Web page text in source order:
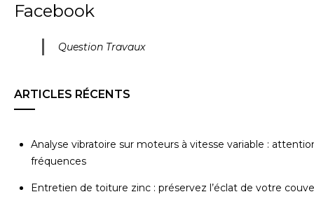
Facebook
Question Travaux
ARTICLES RÉCENTS
Analyse vibratoire sur moteurs à vitesse variable :
fréquences
Entretien de toiture zinc : préservez l’éclat de votre